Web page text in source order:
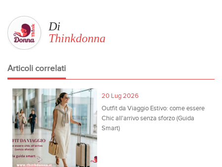
Di
Thinkdonna
Articoli correlati
20 Lug 2026
Outfit da Viaggio Estivo: come essere
Chic all'arrivo senza sforzo (Guida
Smart)